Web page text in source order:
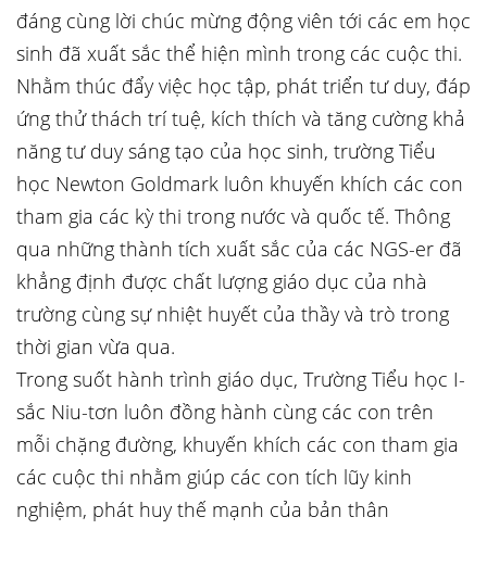
đáng cùng lời chúc mừng động viên tới các em học
sinh đã xuất sắc thể hiện mình trong các cuộc thi.
Nhằm thúc đẩy việc học tập, phát triển tư duy, đáp
ứng thử thách trí tuệ, kích thích và tăng cường khả
năng tư duy sáng tạo của học sinh, trường Tiểu
học Newton Goldmark luôn khuyến khích các con
tham gia các kỳ thi trong nước và quốc tế. Thông
qua những thành tích xuất sắc của các NGS-er đã
khẳng định được chất lượng giáo dục của nhà
trường cùng sự nhiệt huyết của thầy và trò trong
thời gian vừa qua.
Trong suốt hành trình giáo dục, Trường Tiểu học I-
sắc Niu-tơn luôn đồng hành cùng các con trên
mỗi chặng đường, khuyến khích các con tham gia
các cuộc thi nhằm giúp các con tích lũy kinh
nghiệm, phát huy thế mạnh của bản thân